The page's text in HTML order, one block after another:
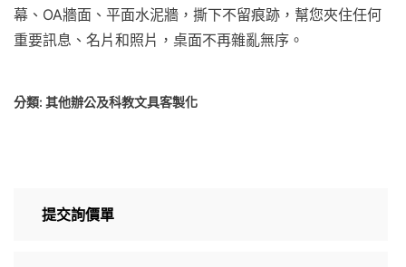
幕、OA牆面、平面水泥牆，撕下不留痕跡，幫您夾住任何
重要訊息、名片和照片，桌面不再雜亂無序。
分類: 其他辦公及科教文具客製化
提交詢價單